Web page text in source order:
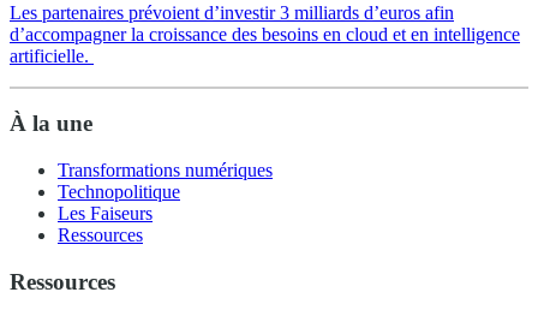
Les partenaires prévoient d’investir 3 milliards d’euros afin
d’accompagner la croissance des besoins en cloud et en intelligence
artificielle.
À la une
Transformations numériques
Technopolitique
Les Faiseurs
Ressources
Ressources